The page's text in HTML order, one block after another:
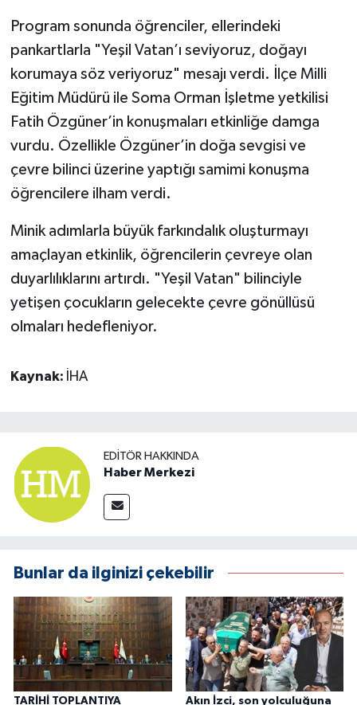
Program sonunda öğrenciler, ellerindeki
pankartlarla "Yeşil Vatan’ı seviyoruz, doğayı
korumaya söz veriyoruz" mesajı verdi. İlçe Milli
Eğitim Müdürü ile Soma Orman İşletme yetkilisi
Fatih Özgüner’in konuşmaları etkinliğe damga
vurdu. Özellikle Özgüner’in doğa sevgisi ve
çevre bilinci üzerine yaptığı samimi konuşma
öğrencilere ilham verdi.
Minik adımlarla büyük farkındalık oluşturmayı
amaçlayan etkinlik, öğrencilerin çevreye olan
duyarlılıklarını artırdı. "Yeşil Vatan" bilinciyle
yetişen çocukların gelecekte çevre gönüllüsü
olmaları hedefleniyor.
Kaynak: İHA
EDITÖR HAKKINDA
Haber Merkezi
Bunlar da ilginizi çekebilir
TARİHİ TOPLANTIYA Akın İzci, son yolculuğuna